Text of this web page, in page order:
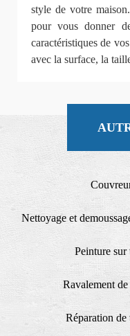
style de votre
pour vous donner
caractéristiques de
avec la surface, la
Nettoyage et
Peinture
Ravalement
Réparation